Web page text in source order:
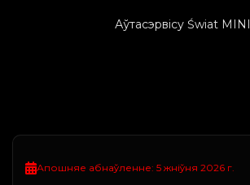
Аўтасэрвісу Świat MINI
Апошняе абнаўленне: 5 жніўня 2026 г.